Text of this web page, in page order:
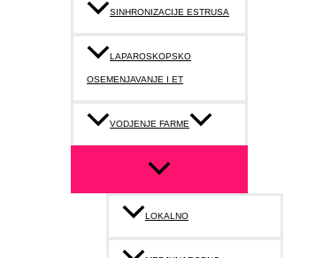
SINHRONIZACIJE ESTRUSA
LAPAROSKOPSKO
OSEMENJAVANJE I ET
VODJENJE FARME
LOKALNO